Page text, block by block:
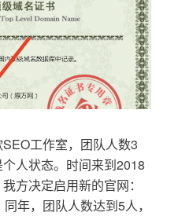
工作室，团队人数3
人状态。时间来到2018
方决定启用新的官网：
年，团队人数达到5人，